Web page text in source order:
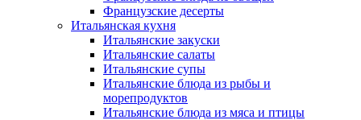
Французские десерты
Итальянская кухня
Итальянские закуски
Итальянские салаты
Итальянские супы
Итальянские блюда из рыбы и
морепродуктов
Итальянские блюда из мяса и птицы